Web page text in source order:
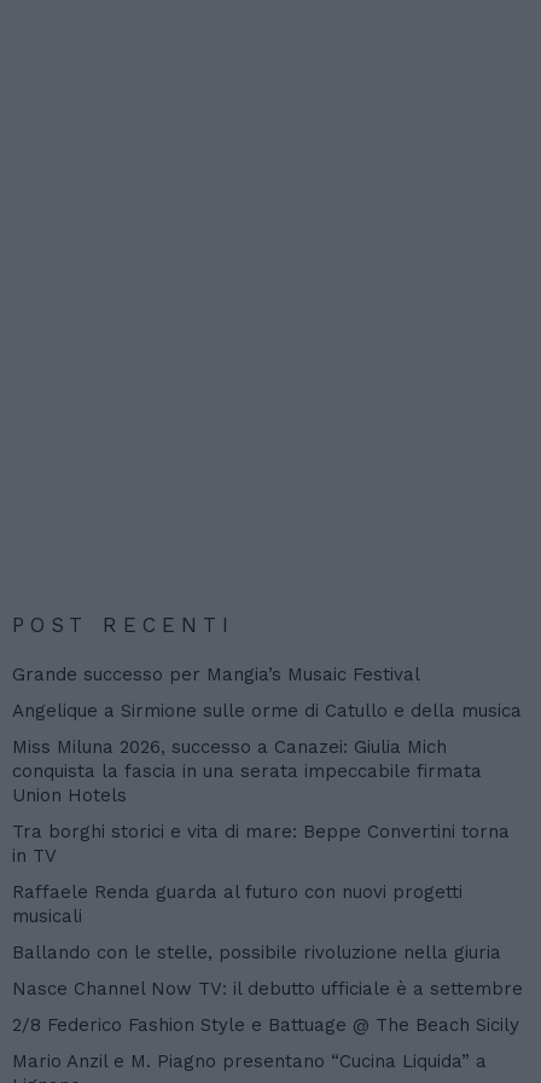
POST RECENTI
Grande successo per Mangia’s Musaic Festival
Angelique a Sirmione sulle orme di Catullo e della musica
Miss Miluna 2026, successo a Canazei: Giulia Mich
conquista la fascia in una serata impeccabile firmata
Union Hotels
Tra borghi storici e vita di mare: Beppe Convertini torna
in TV
Raffaele Renda guarda al futuro con nuovi progetti
musicali
Ballando con le stelle, possibile rivoluzione nella giuria
Nasce Channel Now TV: il debutto ufficiale è a settembre
2/8 Federico Fashion Style e Battuage @ The Beach Sicily
Mario Anzil e M. Piagno presentano “Cucina Liquida” a